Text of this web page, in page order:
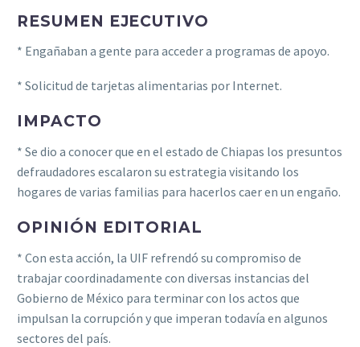
RESUMEN EJECUTIVO
* Engañaban a gente para acceder a programas de apoyo.
* Solicitud de tarjetas alimentarias por Internet.
IMPACTO
* Se dio a conocer que en el estado de Chiapas los presuntos
defraudadores escalaron su estrategia visitando los
hogares de varias familias para hacerlos caer en un engaño.
OPINIÓN EDITORIAL
* Con esta acción, la UIF refrendó su compromiso de
trabajar coordinadamente con diversas instancias del
Gobierno de México para terminar con los actos que
impulsan la corrupción y que imperan todavía en algunos
sectores del país.